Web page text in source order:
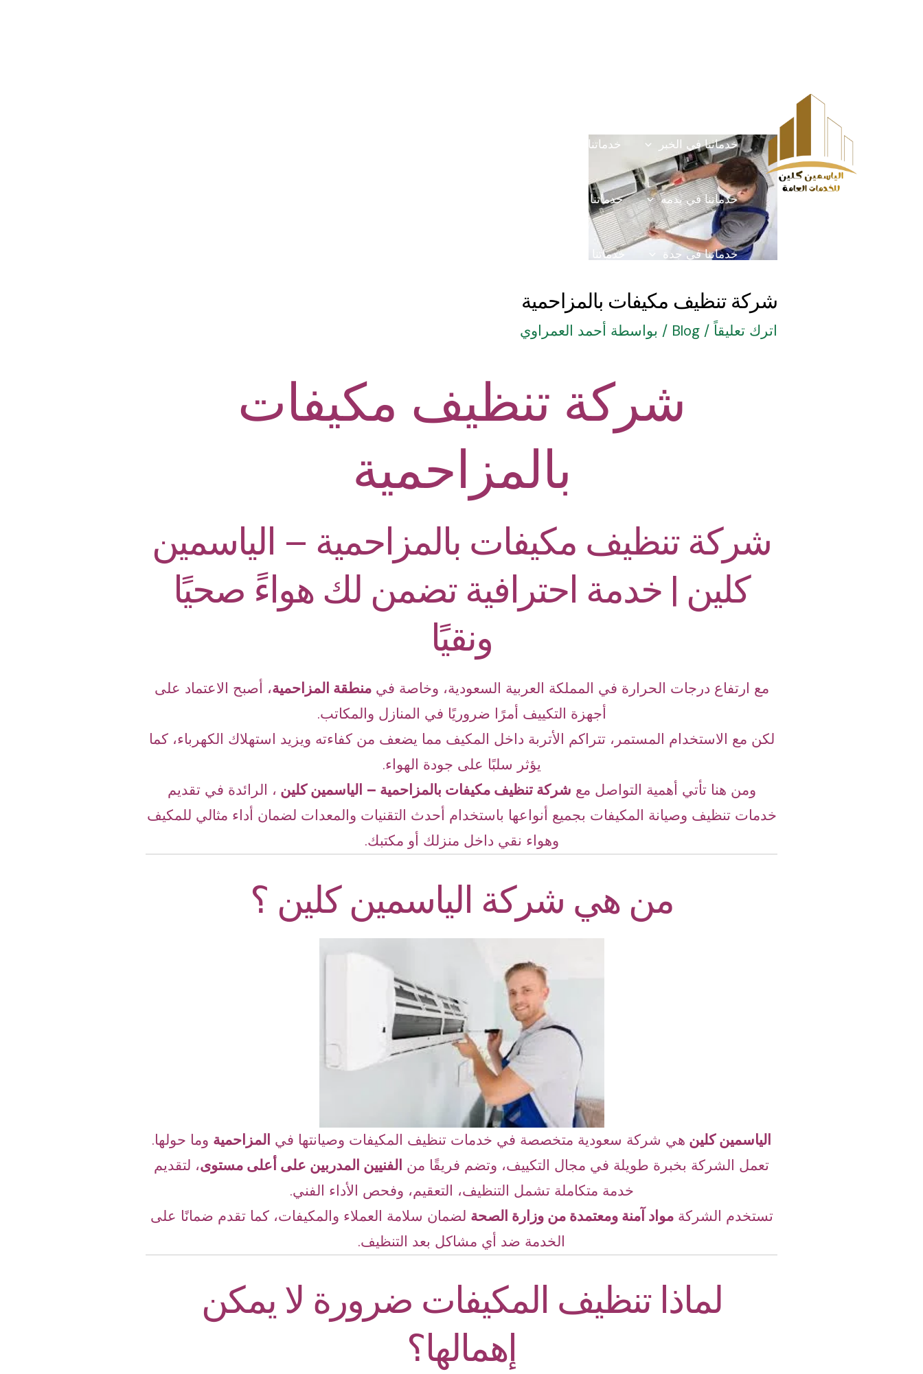
خدماتنا في الخبر خدماتنا في الجبيل
خدماتنا في يدمه خدماتنا في الباحة
خدماتنا في جدة خدماتنا في المدينة المنورة
شركة تنظيف مكيفات بالمزاحمية
اترك تعليقاً /
Blog / بواسطة أحمد العمراوي
شركة تنظيف مكيفات
بالمزاحمية
شركة تنظيف مكيفات بالمزاحمية – الياسمين
كلين | خدمة احترافية تضمن لك هواءً صحيًا
ونقيًا
مع ارتفاع درجات الحرارة في المملكة العربية السعودية، وخاصة فيمنطقة المزاحمية، أصبح الاعتماد على
أجهزة التكييف أمرًا ضروريًا في المنازل والمكاتب.
لكن مع الاستخدام المستمر، تتراكم الأتربة داخل المكيف مما يضعف من كفاءته ويزيد استهلاك الكهرباء، كما
يؤثر سلبًا على جودة الهواء.
ومن هنا تأتي أهمية التواصل مع شركة تنظيف مكيفات بالمزاحمية – الياسمين كلين ، الرائدة في تقديم
خدمات تنظيف وصيانة المكيفات بجميع أنواعها باستخدام أحدث التقنيات والمعدات لضمان أداء مثالي للمكيف
وهواء نقي داخل منزلك أو مكتبك.
من هي شركة الياسمين كلين ؟
الياسمين كلين هي شركة سعودية متخصصة في خدمات تنظيف المكيفات وصيانتها في المزاحمية وما حولها.
تعمل الشركة بخبرة طويلة في مجال التكييف، وتضم فريقًا من الفنيين المدربين على أعلى مستوى، لتقديم
خدمة متكاملة تشمل التنظيف، التعقيم، وفحص الأداء الفني.
تستخدم الشركةمواد آمنة ومعتمدة من وزارة الصحة لضمان سلامة العملاء والمكيفات، كما تقدم ضمانًا على
الخدمة ضد أي مشاكل بعد التنظيف.
لماذا تنظيف المكيفات ضرورة لا يمكن
إهمالها؟